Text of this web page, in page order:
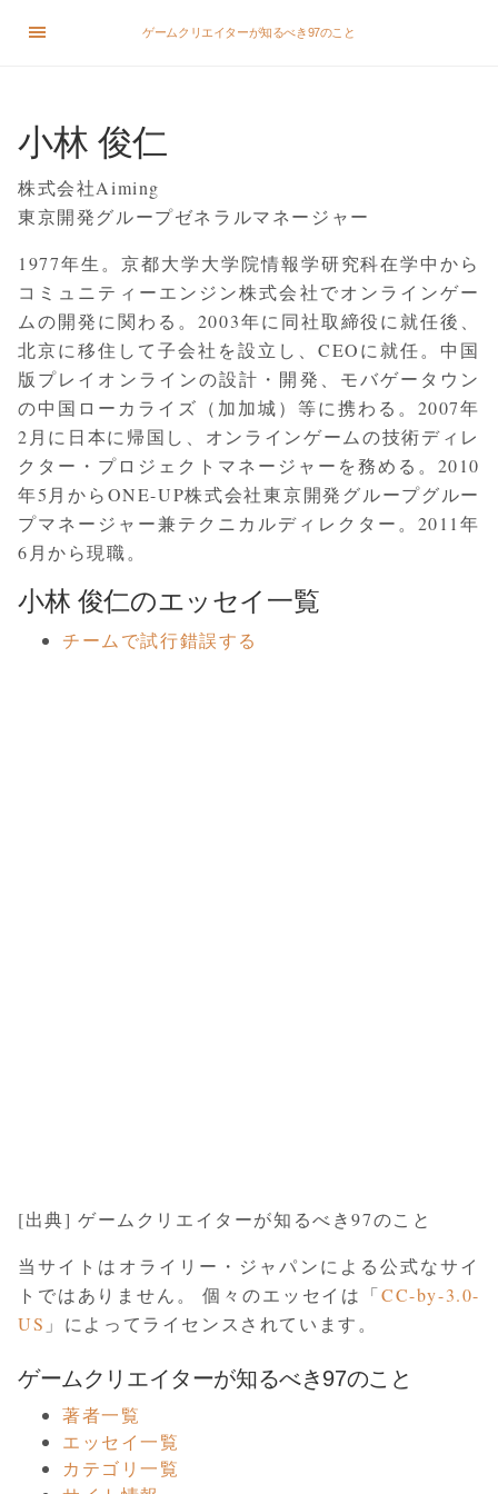
ゲームクリエイターが知るべき97のこと
小林 俊仁
株式会社 Aiming
東京開発グループ ゼネラルマネージャー
1977年生。京都大学大学院情報学研究科在学中から
コミュニティーエンジン株式会社でオンラインゲー
ムの開発に関わる。2003年に同社取締役に就任後、
北京に移住して子会社を設立し、CEOに就任。中国
版プレイオンラインの設計・開発、モバゲータウン
の中国ローカライズ（加加城）等に携わる。2007年
2月に日本に帰国し、オンラインゲームの技術ディレ
クター・プロジェクトマネージャーを務める。2010
年5月からONE-UP株式会社 東京開発グループグルー
プマネージャー兼テクニカルディレクター。2011年
6月から現職。
小林 俊仁のエッセイ一覧
チームで試行錯誤する
[出典] ゲームクリエイターが知るべき97のこと
当サイトはオライリー・ジャパンによる公式なサイ
トではありません。 個々のエッセイは「CC-by-3.0-
US 」によってライセンスされています。
ゲームクリエイターが知るべき97のこと
著者一覧
エッセイ一覧
カテゴリ一覧